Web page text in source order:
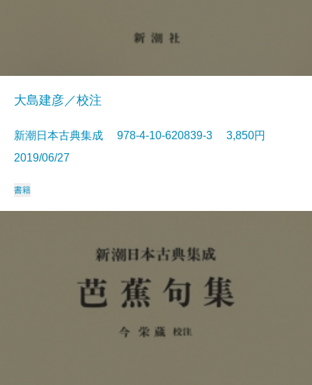
大島建彦／校注
新潮日本古典集成 978-4-10-620839-3 3,850円
2019/06/27
書籍